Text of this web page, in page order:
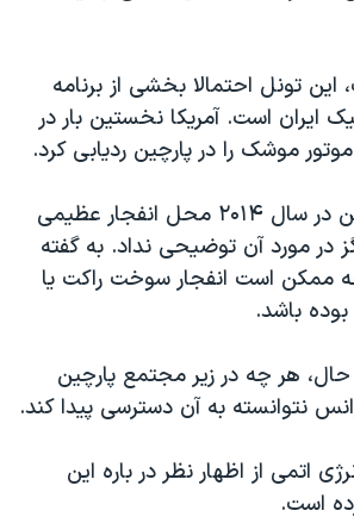
تونل احتمالا بخشی از برنامه
ایران است. آمریکا نخستین بار در
این مجتمع همچنین در سال ۲۰۱۴ محل انفجار عظیمی
در مورد آن توضیحی نداد. به گفته
ممکن است انفجار سوخت راکت یا
باشد.
هر چه در زیر مجتمع پارچین
نتوانسته به آن دسترسی پیدا کند.
اتمی از اظهار نظر در باره این
است.